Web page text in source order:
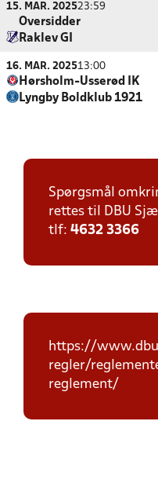
15. MAR. 202523:59
Oversidder
Raklev GI
16. MAR. 202513:00
Hørsholm-Usserød IK
Lyngby Boldklub 1921
Spørgsmål
rettes til DBU
tlf: 4632 3366
https://
regler/
reglement/